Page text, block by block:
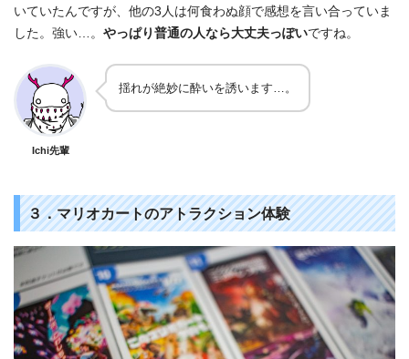
いていたんですが、他の3人は何食わぬ顔で感想を言い合っていま
した。強い…。 やっぱり普通の人なら大丈夫っぽいですね。
Ichi先輩
揺れが絶妙に酔いを誘います…。
３．マリオカートのアトラクション体験